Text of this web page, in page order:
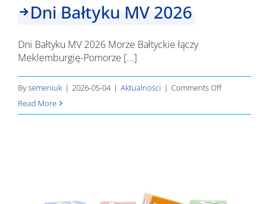
Dni Bałtyku MV 2026
Dni Bałtyku MV 2026 Morze Bałtyckie łączy
Meklemburgię-Pomorze [...]
Bysemeniuk | 2026-05-04 | Aktualności | Comments Offon
Read More